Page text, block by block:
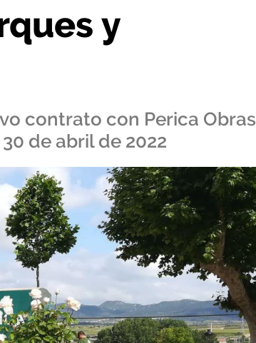
y
contrato con Perica Obras
de abril de 2022